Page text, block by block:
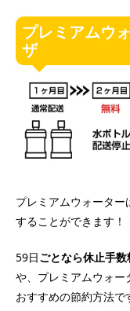
プレミアムウ
ザ
プレミアムウォーター
することができます！
59日ごとなら休止手
や、プレミアムウォー
おすすめの節約方法で